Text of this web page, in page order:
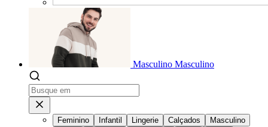
Masculino Masculino
Feminino Infantil Lingerie Calçados
Masculino